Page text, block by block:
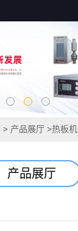
> 产品展厅 >热板机
产品展厅